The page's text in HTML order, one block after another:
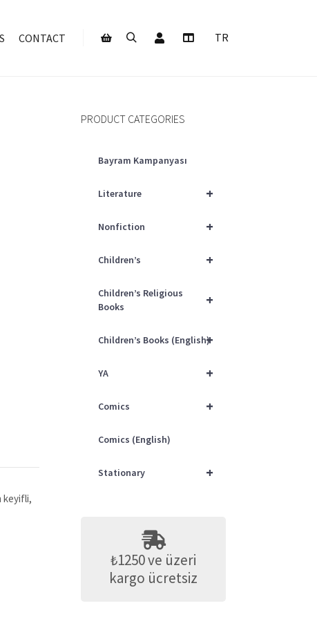
CONTACT My AccountTR
keyifli,
PRODUCT CATEGORIES
Bayram Kampanyası
+
Literature
+
Nonfiction
+
Children’s
+
Children’s Religious
Books
+
Children’s Books (English)
+
YA
+
Comics
Comics (English)
+
Stationary
₺1250 ve üzeri
kargo ücretsiz